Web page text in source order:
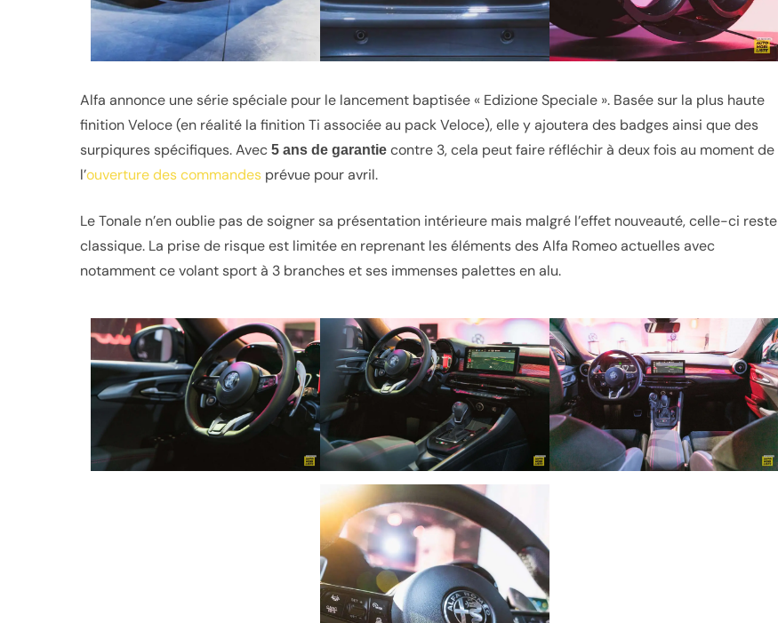
Alfa annonce une série spéciale pour le lancement baptisée « Edizione Speciale ». Basée sur la plus haute
finition Veloce (en réalité la finition Ti associée au pack Veloce), elle y ajoutera des badges ainsi que des
surpiqures spécifiques. Avec 5 ans de garantie contre 3, cela peut faire réfléchir à deux fois au moment de
l’ouverture des commandes prévue pour avril.
Le Tonale n’en oublie pas de soigner sa présentation intérieure mais malgré l’effet nouveauté, celle-ci reste
classique. La prise de risque est limitée en reprenant les éléments des Alfa Romeo actuelles avec
notamment ce volant sport à 3 branches et ses immenses palettes en alu.